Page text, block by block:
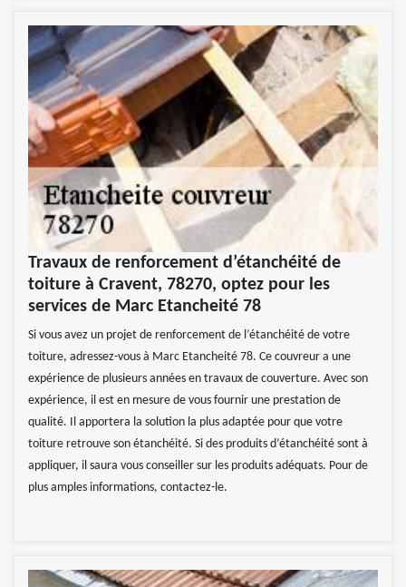
Travaux de renforcement d’étanchéité de
toiture à Cravent, 78270, optez pour les
services de Marc Etancheité 78
Si vous avez un projet de renforcement de l’étanchéité de votre
toiture, adressez-vous à Marc Etancheité 78. Ce couvreur a une
expérience de plusieurs années en travaux de couverture. Avec son
expérience, il est en mesure de vous fournir une prestation de
qualité. Il apportera la solution la plus adaptée pour que votre
toiture retrouve son étanchéité. Si des produits d’étanchéité sont à
appliquer, il saura vous conseiller sur les produits adéquats. Pour de
plus amples informations, contactez-le.